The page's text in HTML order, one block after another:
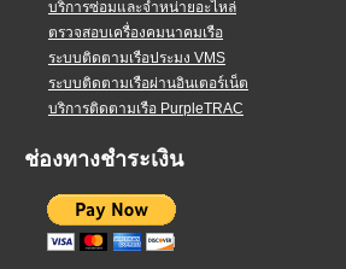
บริการซ่อมและจำหน่ายอะไหล่
ตรวจสอบเครื่องคมนาคมเรือ
ระบบติดตามเรือประมง VMS
ระบบติดตามเรือผ่านอินเตอร์เน็ต
บริการติดตามเรือ PurpleTRAC
ช่องทางชำระเงิน